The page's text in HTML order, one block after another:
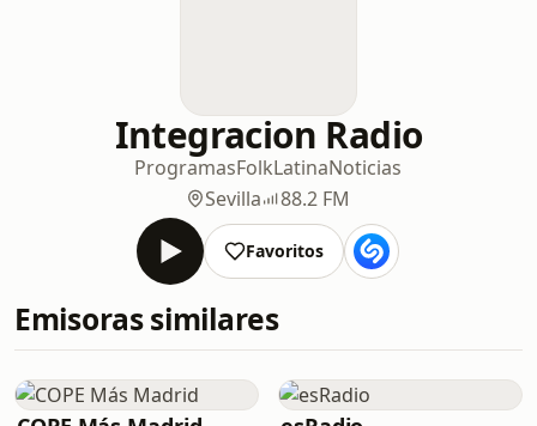
Integracion Radio
ProgramasFolkLatinaNoticias
Sevilla
88.2 FM
Favoritos
Emisoras similares